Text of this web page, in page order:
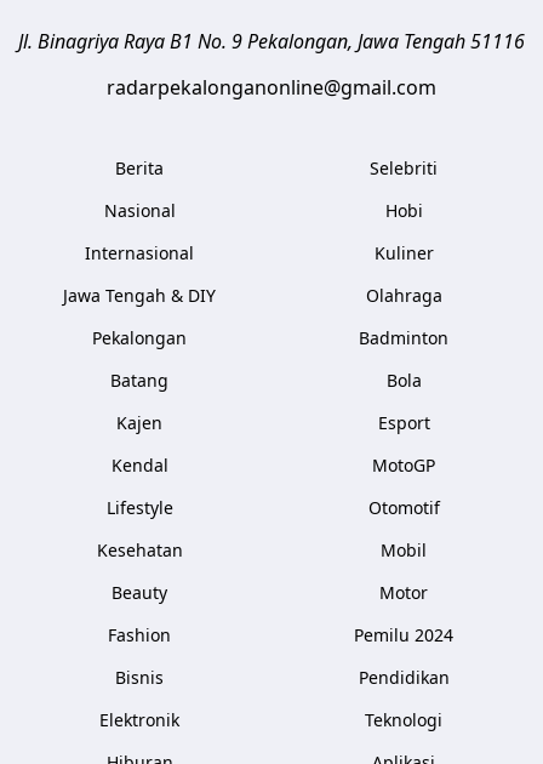
Jl. Binagriya Raya B1 No. 9Pekalongan, Jawa Tengah51116
radarpekalonganonline@gmail.com
Berita
Nasional
Internasional
Jawa Tengah & DIY
Pekalongan
Batang
Kajen
Kendal
Lifestyle
Kesehatan
Beauty
Fashion
Bisnis
Elektronik
Selebriti
Hobi
Kuliner
Olahraga
Badminton
Bola
Esport
MotoGP
Otomotif
Mobil
Motor
Pemilu 2024
Pendidikan
Teknologi